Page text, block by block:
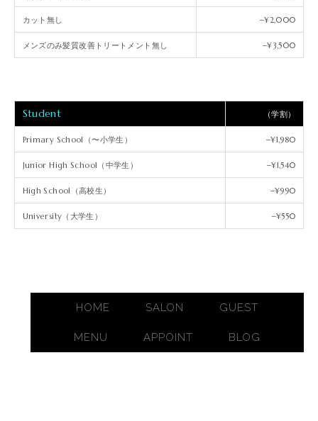
カット無し −¥2,000
メンズのみ髪質改善トリートメント無し −¥3,500
Student （学割）
Primary School（〜小学生） −¥1,980
Junior High School（中学生） −¥1,540
High School（高校生） −¥990
University（大学生） −¥550
HOME SALON GUEST
MENU APPOINT BLOG